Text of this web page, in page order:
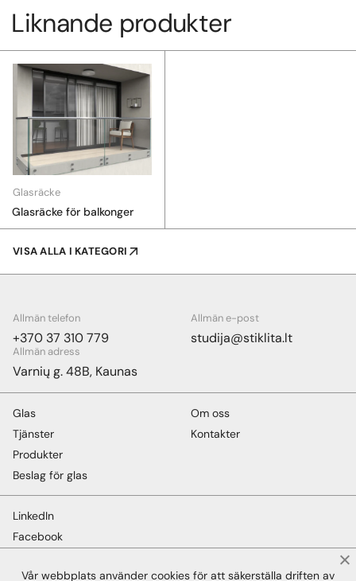
Liknande produkter
Glasräcke
Glasräcke för balkonger
VISA ALLA I KATEGORI
Allmän telefon
+370 37 310 779
Allmän e-post
studija@stiklita.lt
Allmän adress
Varnių g. 48B, Kaunas
Glas
Tjänster
Produkter
Beslag för glas
Om oss
Kontakter
LinkedIn
Facebook
YouTube
Vår webbplats använder cookies för att säkerställa driften av